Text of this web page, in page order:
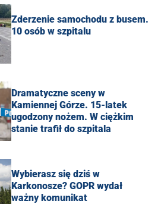
Zderzenie samochodu z busem.
10 osób w szpitalu
Dramatyczne sceny w
Kamiennej Górze. 15-latek
ugodzony nożem. W ciężkim
stanie trafił do szpitala
Wybierasz się dziś w
Karkonosze? GOPR wydał
ważny komunikat